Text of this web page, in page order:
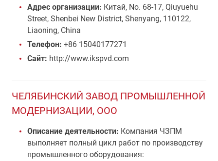
Адрес организации: Китай, No. 68-17, Qiuyuehu
Street, Shenbei New District, Shenyang, 110122,
Liaoning, China
Телефон: +86 15040177271
Сайт: http://www.ikspvd.com
ЧЕЛЯБИНСКИЙ ЗАВОД ПРОМЫШЛЕННОЙ
МОДЕРНИЗАЦИИ, ООО
Описание деятельности: Компания ЧЗПМ
выполняет полный цикл работ по производству
промышленного оборудования: